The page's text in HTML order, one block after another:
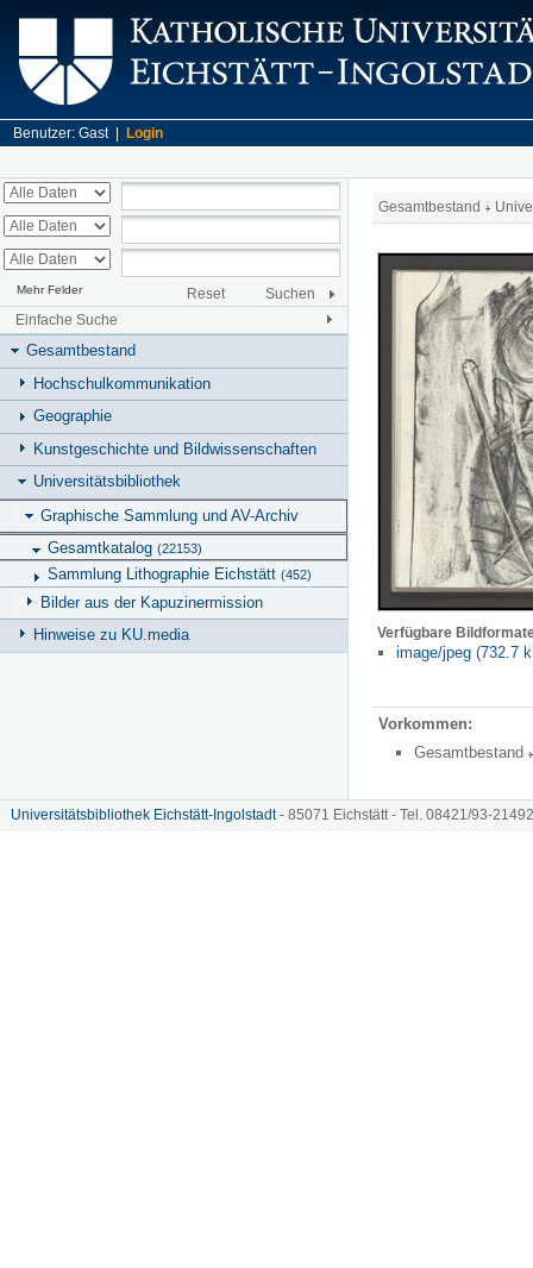
Benutzer: Gast | Login
Mehr Felder Reset
Suchen
Einfache Suche
Gesamtbestand
Hochschulkommunikation
Geographie
Kunstgeschichte und Bildwissenschaften
Universitätsbibliothek
Graphische Sammlung und AV-Archiv
Gesamtkatalog (22153)
Sammlung Lithographie Eichstätt (452)
Bilder aus der Kapuzinermission
Hinweise zu KU.media
Gesamtbestand
Verfügbare
image/jpeg (732.7
Vorkommen:
Gesamtbestand
Universitätsbibliothek Eichstätt-Ingolstadt- 85071 Eichstätt - Tel. 08421/93-